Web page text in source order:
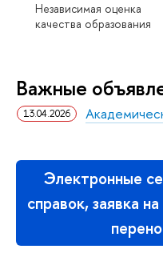
Независимая оценка
качества образования
Важные
13.04.2026
Электронные
справок, заявка